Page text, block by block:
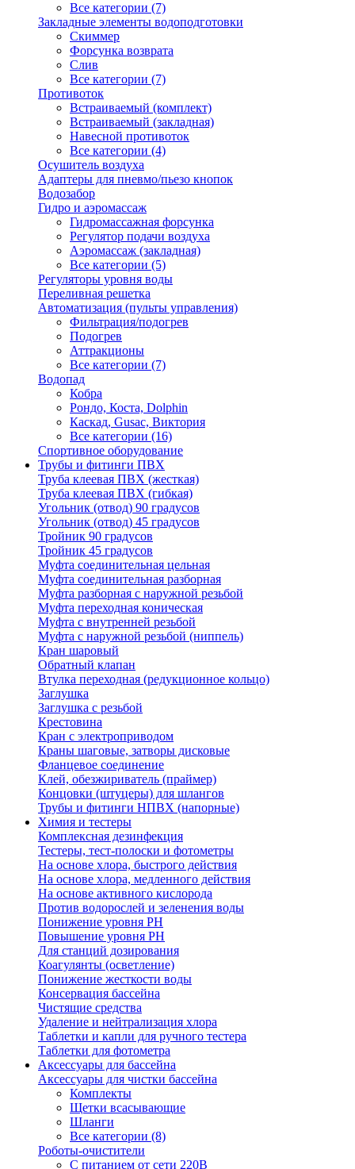
Все категории (7)
Закладные элементы водоподготовки
Скиммер
Форсунка возврата
Слив
Все категории (7)
Противоток
Встраиваемый (комплект)
Встраиваемый (закладная)
Навесной противоток
Все категории (4)
Осушитель воздуха
Адаптеры для пневмо/пьезо кнопок
Водозабор
Гидро и аэромассаж
Гидромассажная форсунка
Регулятор подачи воздуха
Аэромассаж (закладная)
Все категории (5)
Регуляторы уровня воды
Переливная решетка
Автоматизация (пульты управления)
Фильтрация/подогрев
Подогрев
Аттракционы
Все категории (7)
Водопад
Кобра
Рондо, Коста, Dolphin
Каскад, Gusac, Виктория
Все категории (16)
Спортивное оборудование
Трубы и фитинги ПВХ
Труба клеевая ПВХ (жесткая)
Труба клеевая ПВХ (гибкая)
Угольник (отвод) 90 градусов
Угольник (отвод) 45 градусов
Тройник 90 градусов
Тройник 45 градусов
Муфта соединительная цельная
Муфта соединительная разборная
Муфта разборная с наружной резьбой
Муфта переходная коническая
Муфта с внутренней резьбой
Муфта с наружной резьбой (ниппель)
Кран шаровый
Обратный клапан
Втулка переходная (редукционное кольцо)
Заглушка
Заглушка с резьбой
Крестовина
Кран с электроприводом
Краны шаговые, затворы дисковые
Фланцевое соединение
Клей, обезжириватель (праймер)
Концовки (штуцеры) для шлангов
Трубы и фитинги НПВХ (напорные)
Химия и тестеры
Комплексная дезинфекция
Тестеры, тест-полоски и фотометры
На основе хлора, быстрого действия
На основе хлора, медленного действия
На основе активного кислорода
Против водорослей и зеленения воды
Понижение уровня РН
Повышение уровня РН
Для станций дозирования
Коагулянты (осветление)
Понижение жесткости воды
Консервация бассейна
Чистящие средства
Удаление и нейтрализация хлора
Таблетки и капли для ручного тестера
Таблетки для фотометра
Аксессуары для бассейна
Аксессуары для чистки бассейна
Комплекты
Щетки всасывающие
Шланги
Все категории (8)
Роботы-очистители
С питанием от сети 220В